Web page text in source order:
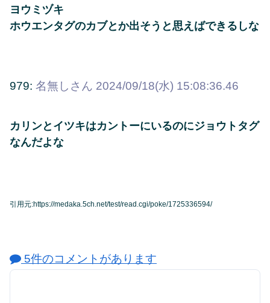
ヨウミヅキ
ホウエンタグのカブとか出そうと思えばできるしな
979: 名無しさん 2024/09/18(水) 15:08:36.46
カリンとイツキはカントーにいるのにジョウトタグ
なんだよな
引用元:https://medaka.5ch.net/test/read.cgi/poke/1725336594/
5件のコメントがあります